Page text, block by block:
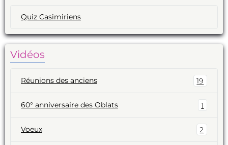
Quiz Casimiriens
Vidéos
Réunions des anciens 19
60° anniversaire des Oblats 1
Voeux 2